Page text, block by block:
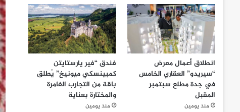
انطلاق أعمال معرض
“سيريدو” العقاري الخامس
في جدة مطلع سبتمبر
المقبل
منذ يومين
فندق “فير يارستايتن
كمبينسكي ميونيخ” يُطلق
باقة من التجارب الغامرة
والمختارة بعناية
منذ يومين